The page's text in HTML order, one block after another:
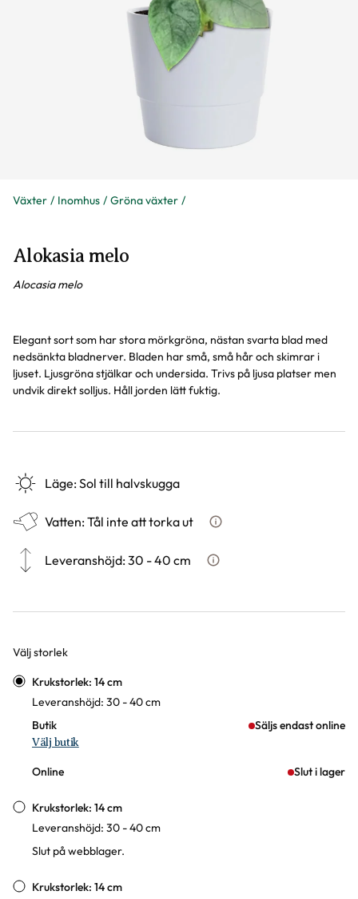
Växter Inomhus Gröna växter
Alokasia melo
Alocasia melo
Elegant sort som har stora mörkgröna, nästan svarta blad med
nedsänkta bladnerver. Bladen har små, små hår och skimrar i
ljuset. Ljusgröna stjälkar och undersida. Trivs på ljusa platser men
undvik direkt solljus. Håll jorden lätt fuktig.
Läge:Sol till halvskugga
Vatten:Tål inte att torka ut Hur ska du vattna växten?
Leveranshöjd:30 - 40 cm Hur vi mäter leveranshöjd på
Välj storlek
Varianter
Krukstorlek: 14 cm
Leveranshöjd: 30 - 40 cm
Butik
Säljs endast online
Välj butik
Online Slut i lager
Krukstorlek: 14 cm
Leveranshöjd: 30 - 40 cm
Slut på webblager.
Krukstorlek: 14 cm